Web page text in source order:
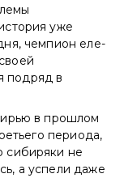
уже
чемпион еле-
подряд в
в прошлом
периода,
сибиряки не
а успели даже